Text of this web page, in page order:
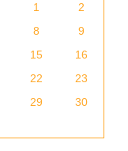
1
2
8
9
15
16
22
23
29
30